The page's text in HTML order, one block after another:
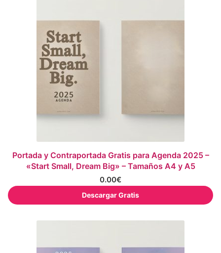
Portada y Contraportada Gratis para Agenda 2025 –
«Start Small, Dream Big» – Tamaños A4 y A5
0.00€
Descargar Gratis